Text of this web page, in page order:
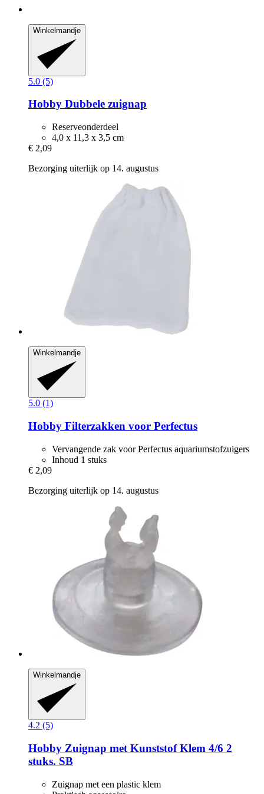
Winkelmandje
5.0 (5)
Hobby Dubbele zuignap
Reserveonderdeel
4,0 x 11,3 x 3,5 cm
€ 2,09
Bezorging uiterlijk op 14. augustus
Winkelmandje
5.0 (1)
Hobby Filterzakken voor Perfectus
Vervangende zak voor Perfectus aquariumstofzuigers
Inhoud 1 stuks
€ 2,09
Bezorging uiterlijk op 14. augustus
Winkelmandje
4.2 (5)
Hobby Zuignap met Kunststof Klem 4/6 2
stuks. SB
Zuignap met een plastic klem